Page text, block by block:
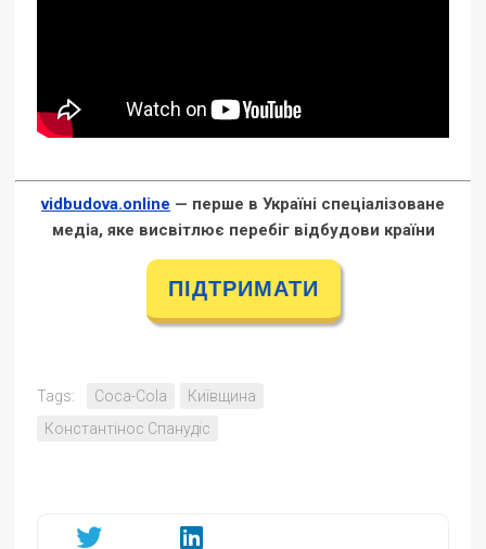
vidbudova.online — перше в Україні спеціалізоване
медіа, яке висвітлює перебіг відбудови країни
ПІДТРИМАТИ
Tags: Coca-Cola
Київщина
Константінос Спанудіс